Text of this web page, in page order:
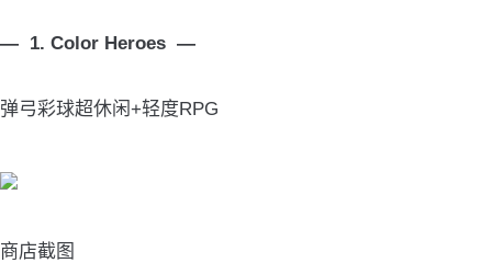
— 1. Color Heroes —
弹弓彩球超休闲+轻度RPG
商店截图